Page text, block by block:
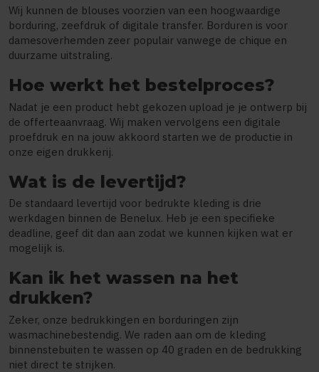
Wij kunnen de blouses voorzien van een hoogwaardige
borduring, zeefdruk of digitale transfer. Borduren is voor
damesoverhemden zeer populair vanwege de chique en
duurzame uitstraling.
Hoe werkt het bestelproces?
Nadat je een product hebt gekozen upload je je ontwerp bij
de offerteaanvraag. Wij maken vervolgens een digitale
proefdruk en na jouw akkoord starten we de productie in
onze eigen drukkerij.
Wat is de levertijd?
De standaard levertijd voor bedrukte kleding is drie
werkdagen binnen de Benelux. Heb je een specifieke
deadline, geef dit dan aan zodat we kunnen kijken wat er
mogelijk is.
Kan ik het wassen na het
drukken?
Zeker, onze bedrukkingen en borduringen zijn
wasmachinebestendig. We raden aan om de kleding
binnenstebuiten te wassen op 40 graden en de bedrukking
niet direct te strijken.